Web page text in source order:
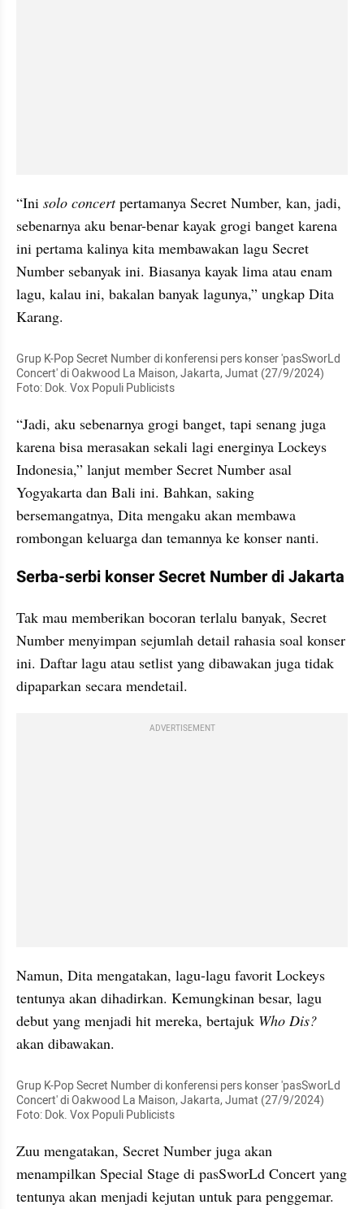
“Ini solo concert pertamanya Secret Number, kan, jadi,
sebenarnya aku benar-benar kayak grogi banget karena
ini pertama kalinya kita membawakan lagu Secret
Number sebanyak ini. Biasanya kayak lima atau enam
lagu, kalau ini, bakalan banyak lagunya,” ungkap Dita
Karang.
Grup K-Pop Secret Number di konferensi pers konser 'pasSworLd
Concert' di Oakwood La Maison, Jakarta, Jumat (27/9/2024)
Foto: Dok. Vox Populi Publicists
“Jadi, aku sebenarnya grogi banget, tapi senang juga
karena bisa merasakan sekali lagi energinya Lockeys
Indonesia,” lanjut member Secret Number asal
Yogyakarta dan Bali ini. Bahkan, saking
bersemangatnya, Dita mengaku akan membawa
rombongan keluarga dan temannya ke konser nanti.
Serba-serbi konser Secret Number di Jakarta
Tak mau memberikan bocoran terlalu banyak, Secret
Number menyimpan sejumlah detail rahasia soal konser
ini. Daftar lagu atau setlist yang dibawakan juga tidak
dipaparkan secara mendetail.
ADVERTISEMENT
Namun, Dita mengatakan, lagu-lagu favorit Lockeys
tentunya akan dihadirkan. Kemungkinan besar, lagu
debut yang menjadi hit mereka, bertajuk Who Dis?
akan dibawakan.
Grup K-Pop Secret Number di konferensi pers konser 'pasSworLd
Concert' di Oakwood La Maison, Jakarta, Jumat (27/9/2024)
Foto: Dok. Vox Populi Publicists
Zuu mengatakan, Secret Number juga akan
menampilkan Special Stage di pasSworLd Concert yang
tentunya akan menjadi kejutan untuk para penggemar.